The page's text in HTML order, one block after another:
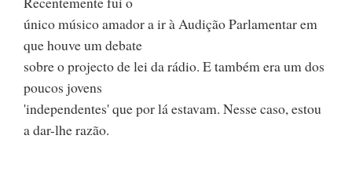
único músico amador a ir à Audição Parlamentar em
que houve um debate
sobre o projecto de lei da rádio. E também era um dos
poucos jovens
'independentes' que por lá estavam. Nesse caso, estou
a dar-lhe razão.